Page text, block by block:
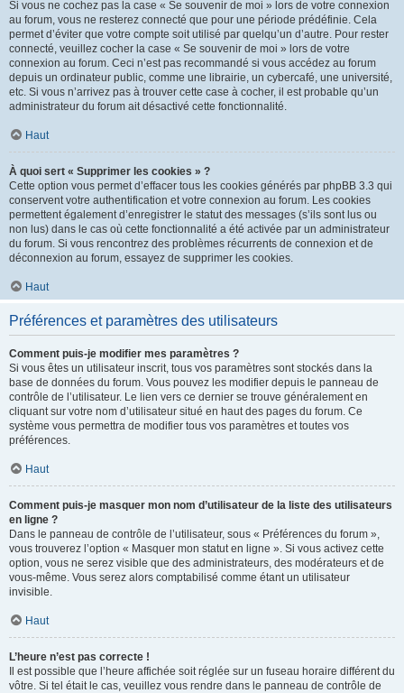
Si vous ne cochez pas la case « Se souvenir de moi » lors de votre connexion
au forum, vous ne resterez connecté que pour une période prédéfinie. Cela
permet d’éviter que votre compte soit utilisé par quelqu’un d’autre. Pour rester
connecté, veuillez cocher la case « Se souvenir de moi » lors de votre
connexion au forum. Ceci n’est pas recommandé si vous accédez au forum
depuis un ordinateur public, comme une librairie, un cybercafé, une université,
etc. Si vous n’arrivez pas à trouver cette case à cocher, il est probable qu’un
administrateur du forum ait désactivé cette fonctionnalité.
Haut
À quoi sert « Supprimer les cookies » ?
Cette option vous permet d’effacer tous les cookies générés par phpBB 3.3 qui
conservent votre authentification et votre connexion au forum. Les cookies
permettent également d’enregistrer le statut des messages (s’ils sont lus ou
non lus) dans le cas où cette fonctionnalité a été activée par un administrateur
du forum. Si vous rencontrez des problèmes récurrents de connexion et de
déconnexion au forum, essayez de supprimer les cookies.
Haut
Préférences et paramètres des utilisateurs
Comment puis-je modifier mes paramètres ?
Si vous êtes un utilisateur inscrit, tous vos paramètres sont stockés dans la
base de données du forum. Vous pouvez les modifier depuis le panneau de
contrôle de l’utilisateur. Le lien vers ce dernier se trouve généralement en
cliquant sur votre nom d’utilisateur situé en haut des pages du forum. Ce
système vous permettra de modifier tous vos paramètres et toutes vos
préférences.
Haut
Comment puis-je masquer mon nom d’utilisateur de la liste des utilisateurs
en ligne ?
Dans le panneau de contrôle de l’utilisateur, sous « Préférences du forum »,
vous trouverez l’option « Masquer mon statut en ligne ». Si vous activez cette
option, vous ne serez visible que des administrateurs, des modérateurs et de
vous-même. Vous serez alors comptabilisé comme étant un utilisateur
invisible.
Haut
L’heure n’est pas correcte !
Il est possible que l’heure affichée soit réglée sur un fuseau horaire différent du
vôtre. Si tel était le cas, veuillez vous rendre dans le panneau de contrôle de